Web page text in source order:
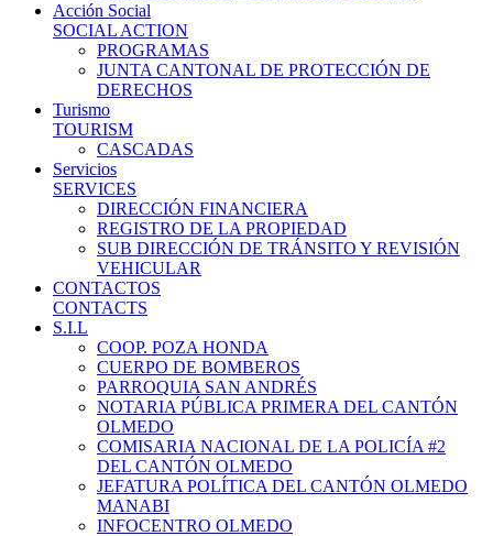
Acción Social
SOCIAL ACTION
PROGRAMAS
JUNTA CANTONAL DE PROTECCIÓN DE
DERECHOS
Turismo
TOURISM
CASCADAS
Servicios
SERVICES
DIRECCIÓN FINANCIERA
REGISTRO DE LA PROPIEDAD
SUB DIRECCIÓN DE TRÁNSITO Y REVISIÓN
VEHICULAR
CONTACTOS
CONTACTS
S.I.L
COOP. POZA HONDA
CUERPO DE BOMBEROS
PARROQUIA SAN ANDRÉS
NOTARIA PÚBLICA PRIMERA DEL CANTÓN
OLMEDO
COMISARIA NACIONAL DE LA POLICÍA #2
DEL CANTÓN OLMEDO
JEFATURA POLÍTICA DEL CANTÓN OLMEDO
MANABI
INFOCENTRO OLMEDO